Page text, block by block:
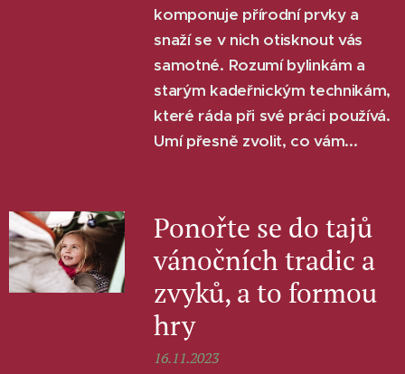
komponuje přírodní prvky a
snaží se v nich otisknout vás
samotné. Rozumí bylinkám a
starým kadeřnickým technikám,
které ráda při své práci používá.
Umí přesně zvolit, co vám...
Ponořte se do tajů
vánočních tradic a
zvyků, a to formou
hry
16.11.2023